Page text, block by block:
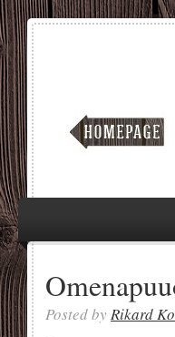
Posted by Rikard